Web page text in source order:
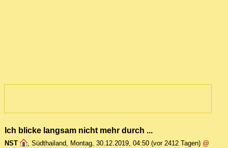
Ich blicke langsam nicht mehr durch ...
NST Südthailand Montag, 30.12.2019, 04:50 (vor 2412 Tagen) @